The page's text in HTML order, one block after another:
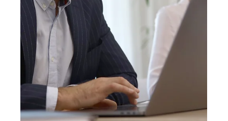
aumentar la conversión en
concesionarios